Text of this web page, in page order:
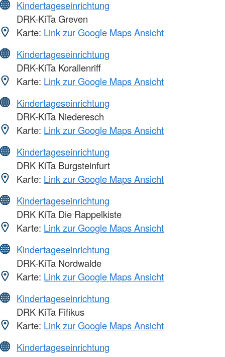
Kindertageseinrichtung
DRK-KiTa Greven
Karte: Link zur Google Maps Ansicht
Kindertageseinrichtung
DRK-KiTa Korallenriff
Karte: Link zur Google Maps Ansicht
Kindertageseinrichtung
DRK-KiTa Niederesch
Karte: Link zur Google Maps Ansicht
Kindertageseinrichtung
DRK KiTa Burgsteinfurt
Karte: Link zur Google Maps Ansicht
Kindertageseinrichtung
DRK KiTa Die Rappelkiste
Karte: Link zur Google Maps Ansicht
Kindertageseinrichtung
DRK-KiTa Nordwalde
Karte: Link zur Google Maps Ansicht
Kindertageseinrichtung
DRK KiTa Fifikus
Karte: Link zur Google Maps Ansicht
Kindertageseinrichtung